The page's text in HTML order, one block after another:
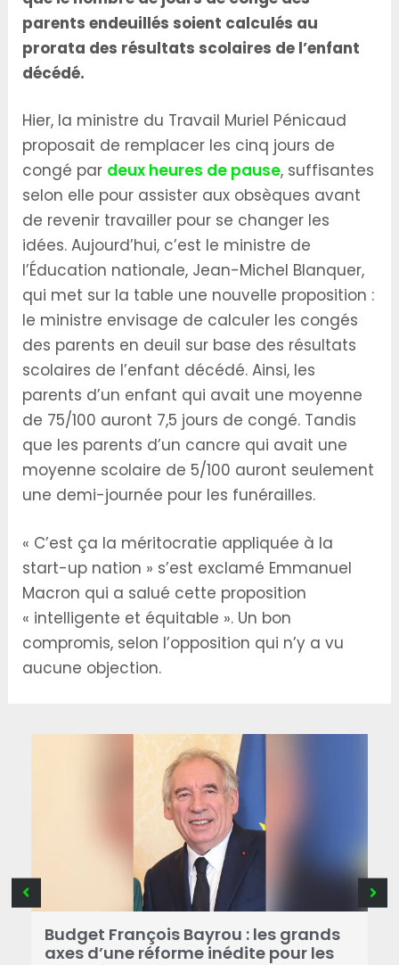
parents endeuillés soient calculés au
prorata des résultats scolaires de l’enfant
décédé.
Hier, la ministre du Travail Muriel Pénicaud
proposait de remplacer les cinq jours de
congé par deux heures de pause, suffisantes
selon elle pour assister aux obsèques avant
de revenir travailler pour se changer les
idées. Aujourd’hui, c’est le ministre de
l’Éducation nationale, Jean-Michel Blanquer,
qui met sur la table une nouvelle proposition :
le ministre envisage de calculer les congés
des parents en deuil sur base des résultats
scolaires de l’enfant décédé. Ainsi, les
parents d’un enfant qui avait une moyenne
de 75/100 auront 7,5 jours de congé. Tandis
que les parents d’un cancre qui avait une
moyenne scolaire de 5/100 auront seulement
une demi-journée pour les funérailles.
« C’est ça la méritocratie appliquée à la
start-up nation » s’est exclamé Emmanuel
Macron qui a salué cette proposition
« intelligente et équitable ». Un bon
compromis, selon l’opposition qui n’y a vu
aucune objection.
Budget François Bayrou : les grands
axes d’une réforme inédite pour les